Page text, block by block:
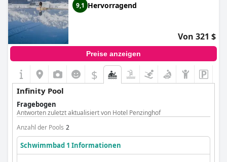
9,1 Hervorragend
Von 321 $
Preise anzeigen
$
Infinity Pool
Fragebogen
Antworten zuletzt aktualisiert von Hotel Penzinghof
Anzahl der Pools 2
Schwimmbad 1 Informationen